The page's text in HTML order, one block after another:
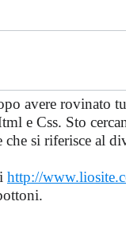
avere rovinato
e Css. Sto
che si riferisce al
http://